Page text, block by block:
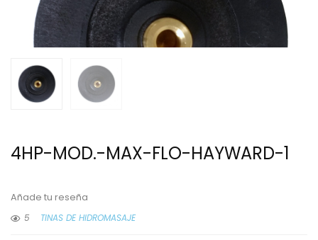
4HP-MOD.-MAX-FLO-HAYWARD-1
Añade tu reseña
5
TINAS DE HIDROMASAJE